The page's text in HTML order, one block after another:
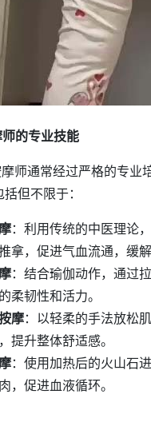
的专业技能
师通常经过严格的专业
但不限于：
：利用传统的中医理论
拿，促进气血流通，缓解
：结合瑜伽动作，通过
柔韧性和活力。
摩：以轻柔的手法放松
提升整体舒适感。
：使用加热后的火山石
，促进血液循环。